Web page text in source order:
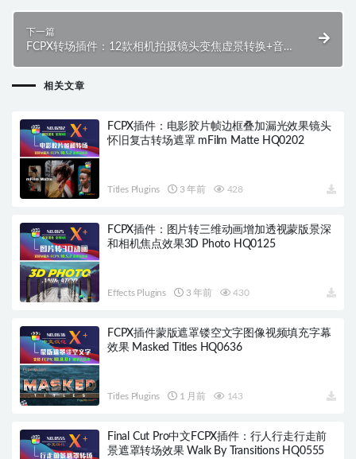
下一篇
FCPX转场插件：12款相机拍摄镜头变焦虚景转换+音
相关文章
FCPX插件：电影胶片帧边框叠加漏光效果镜头
怀旧复古转场遮罩 mFilm Matte HQ0202
Titles Plugins 3 年前 428
FCPX插件：图片转三维动画增加透视蒙版景深
和相机焦点效果3D Photo HQ0125
Effects Plugins 3 年前 430
FCPX插件蒙版遮罩镂空文字图像视频填充字幕
效果 Masked Titles HQ0636
Titles Plugins 1 月前 143
Final Cut Pro中文FCPX插件：行人行走行走前
景遮罩转场效果 Walk By Transitions HQ0555